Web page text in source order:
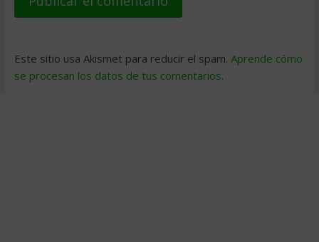
Este sitio usa Akismet para reducir el spam. Aprende cómo
se procesan los datos de tus comentarios.